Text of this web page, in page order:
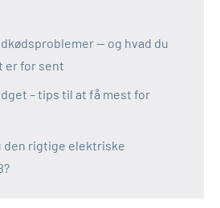
— og hvad du
er for sent
– tips til at få mest for
den rigtige elektriske